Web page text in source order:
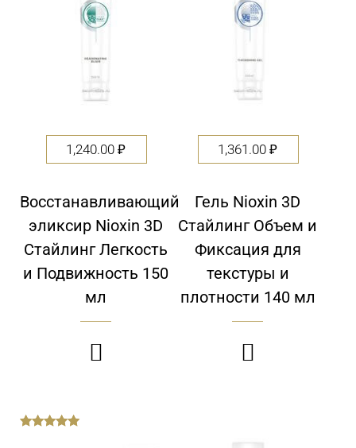
1,240.00₽
Восстанавливающий
эликсир Nioxin 3D
Стайлинг Легкость
и Подвижность 150
мл

1,361.00₽
Гель Nioxin 3D
Стайлинг Объем и
Фиксация для
текстуры и
плотности 140 мл
